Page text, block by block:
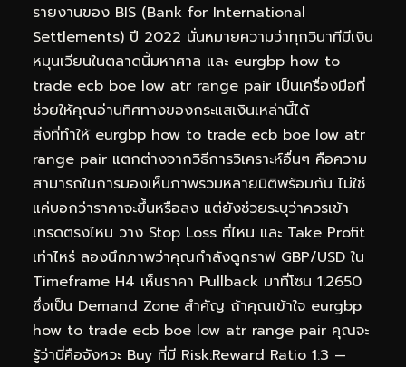
รายงานของ BIS (Bank for International
Settlements) ปี 2022 นั่นหมายความว่าทุกวินาทีมีเงิน
หมุนเวียนในตลาดนี้มหาศาล และ eurgbp how to
trade ecb boe low atr range pair เป็นเครื่องมือที่
ช่วยให้คุณอ่านทิศทางของกระแสเงินเหล่านี้ได้
สิ่งที่ทำให้ eurgbp how to trade ecb boe low atr
range pair แตกต่างจากวิธีการวิเคราะห์อื่นๆ คือความ
สามารถในการมองเห็นภาพรวมหลายมิติพร้อมกัน ไม่ใช่
แค่บอกว่าราคาจะขึ้นหรือลง แต่ยังช่วยระบุว่าควรเข้า
เทรดตรงไหน วาง Stop Loss ที่ไหน และ Take Profit
เท่าไหร่ ลองนึกภาพว่าคุณกำลังดูกราฟ GBP/USD ใน
Timeframe H4 เห็นราคา Pullback มาที่โซน 1.2650
ซึ่งเป็น Demand Zone สำคัญ ถ้าคุณเข้าใจ eurgbp
how to trade ecb boe low atr range pair คุณจะ
รู้ว่านี่คือจังหวะ Buy ที่มี Risk:Reward Ratio 1:3 —